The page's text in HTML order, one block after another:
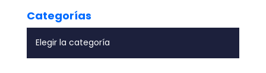
Categorías